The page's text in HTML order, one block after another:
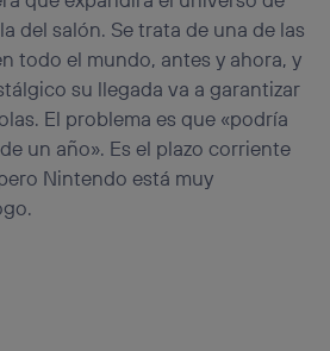
del salón. Se trata de una de las
todo el mundo, antes y ahora, y
su llegada va a garantizar
El problema es que «podría
un año». Es el plazo corriente
Nintendo está muy